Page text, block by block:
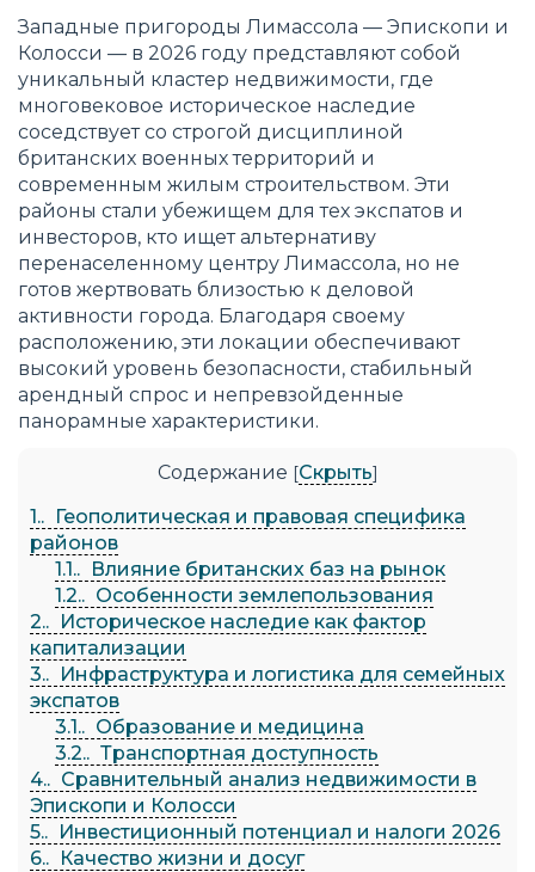
Западные пригороды Лимассола — Эпископи и
Колосси — в 2026 году представляют собой
уникальный кластер недвижимости, где
многовековое историческое наследие
соседствует со строгой дисциплиной
британских военных территорий и
современным жилым строительством. Эти
районы стали убежищем для тех экспатов и
инвесторов, кто ищет альтернативу
перенаселенному центру Лимассола, но не
готов жертвовать близостью к деловой
активности города. Благодаря своему
расположению, эти локации обеспечивают
высокий уровень безопасности, стабильный
арендный спрос и непревзойденные
панорамные характеристики.
Содержание [Скрыть]
1.
Геополитическая и правовая специфика
районов
1.1.
Влияние британских баз на рынок
1.2.
Особенности землепользования
2.
Историческое наследие как фактор
капитализации
3.
Инфраструктура и логистика для семейных
экспатов
3.1.
Образование и медицина
3.2.
Транспортная доступность
4.
Сравнительный анализ недвижимости в
Эпископи и Колосси
5.
Инвестиционный потенциал и налоги 2026
6.
Качество жизни и досуг